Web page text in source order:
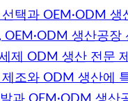
택과 OEM·ODM 생
OEM·ODM 생산공
제 ODM 생산 전문
조와 ODM 생산에